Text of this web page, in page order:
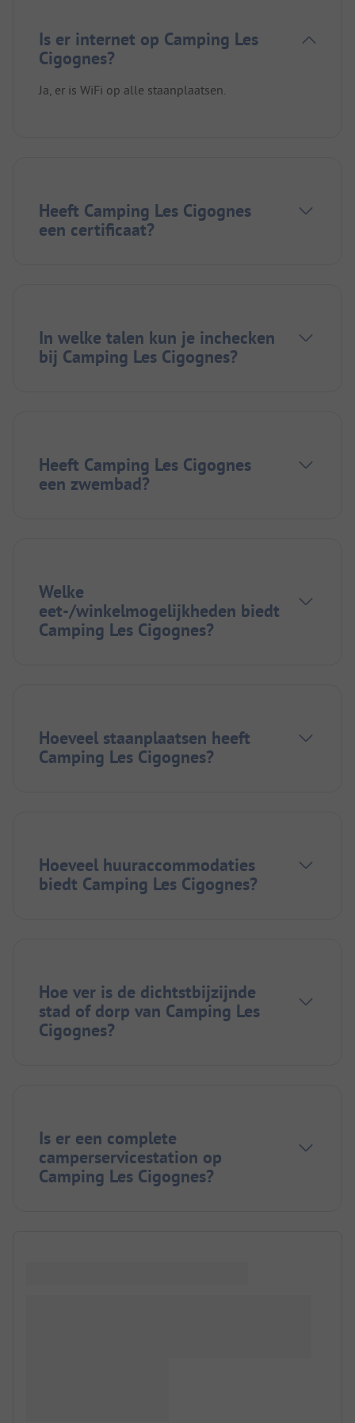
Is er internet op Camping Les
Cigognes?
Ja, er is WiFi op alle staanplaatsen.
Heeft Camping Les Cigognes
een certificaat?
In welke talen kun je inchecken
bij Camping Les Cigognes?
Heeft Camping Les Cigognes
een zwembad?
Welke
eet-/winkelmogelijkheden biedt
Camping Les Cigognes?
Hoeveel staanplaatsen heeft
Camping Les Cigognes?
Hoeveel huuraccommodaties
biedt Camping Les Cigognes?
Hoe ver is de dichtstbijzijnde
stad of dorp van Camping Les
Cigognes?
Is er een complete
camperservicestation op
Camping Les Cigognes?